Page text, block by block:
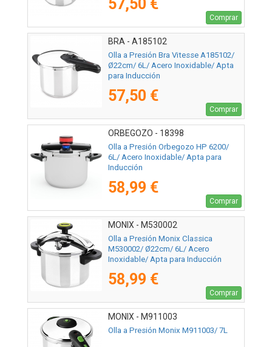
57,50 €
Comprar
BRA - A185102
Olla a Presión Bra Vitesse A185102/
Ø22cm/ 6L/ Acero Inoxidable/ Apta
para Inducción
57,50 €
Comprar
ORBEGOZO - 18398
Olla a Presión Orbegozo HP 6200/
6L/ Acero Inoxidable/ Apta para
Inducción
58,99 €
Comprar
MONIX - M530002
Olla a Presión Monix Classica
M530002/ Ø22cm/ 6L/ Acero
Inoxidable/ Apta para Inducción
58,99 €
Comprar
MONIX - M911003
Olla a Presión Monix M911003/ 7L